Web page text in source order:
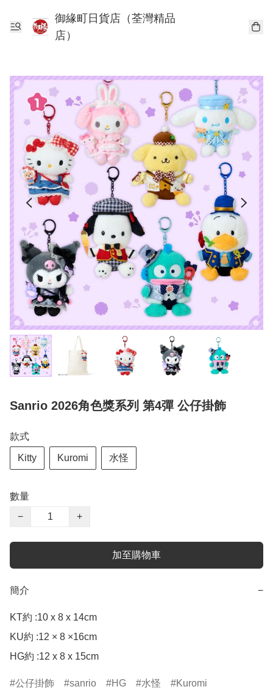
御緣町日貨店（荃灣精品
店）
Sanrio 2026角色獎系列 第4彈 公仔掛飾
款式
Kitty Kuromi 水怪
數量
−
+
加至購物車
簡介 −
KT約 :10 x 8 x 14cm
KU約 :12 × 8 ×16cm
HG約 :12 x 8 x 15cm
公仔掛飾 sanrio HG 水怪
Kuromi